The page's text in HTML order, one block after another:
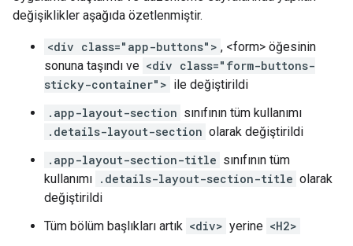
değişiklikler aşağıda özetlenmiştir.
<div class="app-buttons"> , <form> öğesinin
sonuna taşındı ve <div class="form-buttons-
sticky-container"> ile değiştirildi
.app-layout-section sınıfının tüm kullanımı
.details-layout-section olarak değiştirildi
.app-layout-section-title sınıfının tüm
kullanımı .details-layout-section-title olarak
değiştirildi
Tüm bölüm başlıkları artık <div> yerine <H2>